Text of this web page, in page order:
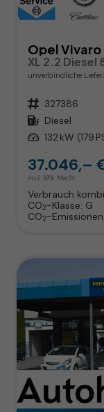
Opel Vivaro
XL 2.2
unverbindliche
Fahrzeugnr. 327386
Kraftstoff Diesel
Leistung 132 kW (179
37.046,–
incl. 19% MwSt.
Verbrauch
CO2-Klasse: G
CO2-Emissionen: